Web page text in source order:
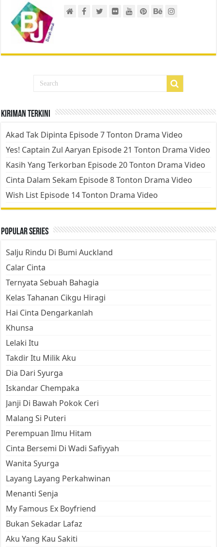
Kiriman Terkini
Akad Tak Dipinta Episode 7 Tonton Drama Video
Yes! Captain Zul Aaryan Episode 21 Tonton Drama Video
Kasih Yang Terkorban Episode 20 Tonton Drama Video
Cinta Dalam Sekam Episode 8 Tonton Drama Video
Wish List Episode 14 Tonton Drama Video
Popular Series
Salju Rindu Di Bumi Auckland
Calar Cinta
Ternyata Sebuah Bahagia
Kelas Tahanan Cikgu Hiragi
Hai Cinta Dengarkanlah
Khunsa
Lelaki Itu
Takdir Itu Milik Aku
Dia Dari Syurga
Iskandar Chempaka
Janji Di Bawah Pokok Ceri
Malang Si Puteri
Perempuan Ilmu Hitam
Cinta Bersemi Di Wadi Safiyyah
Wanita Syurga
Layang Layang Perkahwinan
Menanti Senja
My Famous Ex Boyfriend
Bukan Sekadar Lafaz
Aku Yang Kau Sakiti